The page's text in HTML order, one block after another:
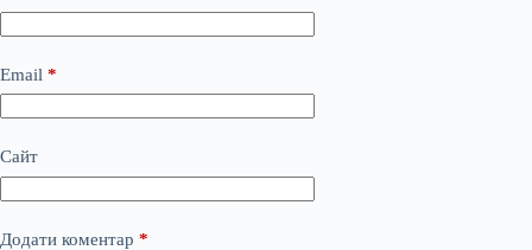
Email *
Сайт
Додати коментар *